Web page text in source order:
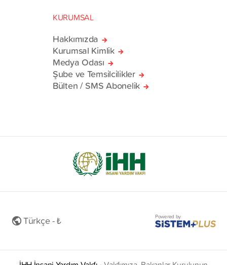
KURUMSAL
Hakkımızda
Kurumsal Kimlik
Medya Odası
Şube ve Temsilcilikler
Bülten / SMS Abonelik
Türkçe - ₺ Powered by